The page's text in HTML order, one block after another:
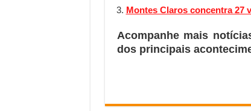
Montes Claros concentra 27
Acompanhe mais
dos principais